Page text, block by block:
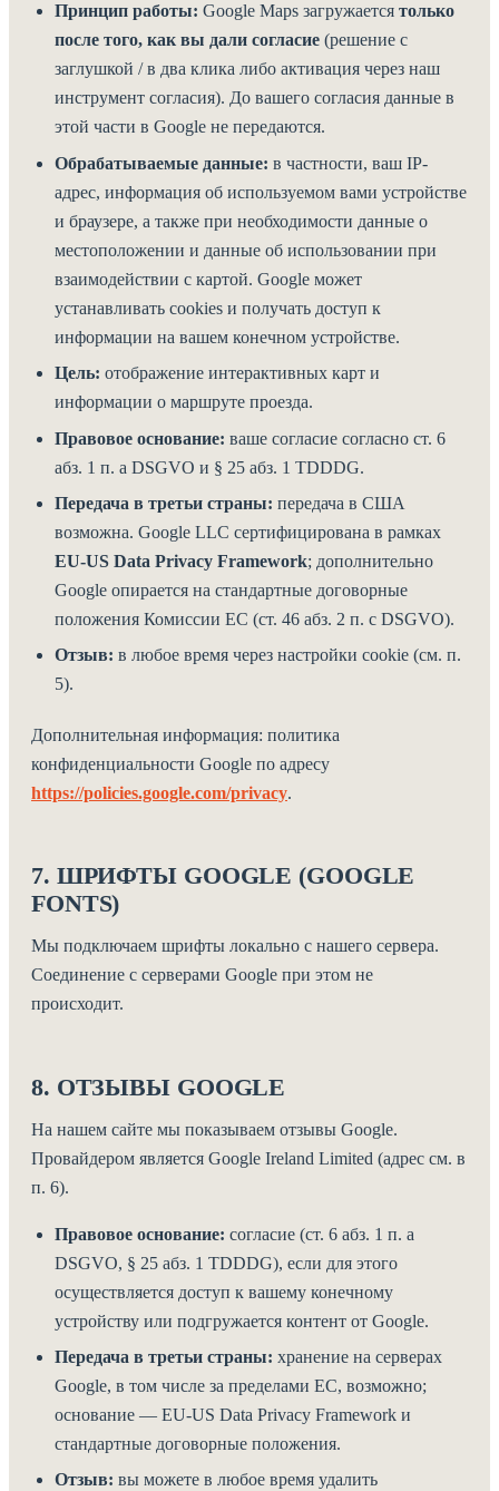
Принцип работы: Google Maps загружается только
после того, как вы дали согласие(решение с
заглушкой / в два клика либо активация через наш
инструмент согласия). До вашего согласия данные в
этой части в Google не передаются.
Обрабатываемые данные: в частности, ваш IP-
адрес, информация об используемом вами устройстве
и браузере, а также при необходимости данные о
местоположении и данные об использовании при
взаимодействии с картой. Google может
устанавливать cookies и получать доступ к
информации на вашем конечном устройстве.
Цель: отображение интерактивных карт и
информации о маршруте проезда.
Правовое основание: ваше согласие согласно ст. 6
абз. 1 п. a DSGVO и § 25 абз. 1 TDDDG.
Передача в третьи страны: передача в США
возможна. Google LLC сертифицирована в рамках
EU-US Data Privacy Framework; дополнительно
Google опирается на стандартные договорные
положения Комиссии ЕС (ст. 46 абз. 2 п. c DSGVO).
Отзыв: в любое время через настройки cookie (см. п.
5).
Дополнительная информация: политика
конфиденциальности Google по адресу
https://policies.google.com/privacy.
7. ШРИФТЫ GOOGLE (GOOGLE
FONTS)
Мы подключаем шрифты локально с нашего сервера.
Соединение с серверами Google при этом не
происходит.
8. ОТЗЫВЫ GOOGLE
На нашем сайте мы показываем отзывы Google.
Провайдером является Google Ireland Limited (адрес см. в
п. 6).
Правовое основание: согласие (ст. 6 абз. 1 п. a
DSGVO, § 25 абз. 1 TDDDG), если для этого
осуществляется доступ к вашему конечному
устройству или подгружается контент от Google.
Передача в третьи страны: хранение на серверах
Google, в том числе за пределами ЕС, возможно;
основание — EU-US Data Privacy Framework и
стандартные договорные положения.
Отзыв: вы можете в любое время удалить